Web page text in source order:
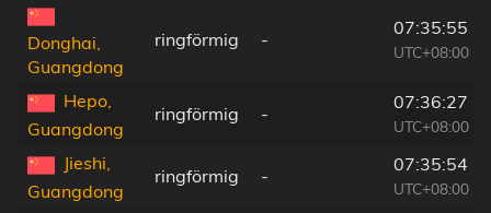
Donghai,
Guangdong
ringförmig -
07:35:55
UTC+08:00
Hepo,
Guangdong
ringförmig -
07:36:27
UTC+08:00
Jieshi,
Guangdong
ringförmig -
07:35:54
UTC+08:00